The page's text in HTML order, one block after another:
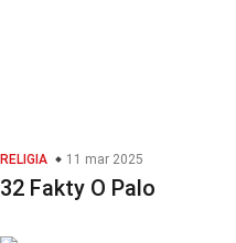
RELIGIA 11 mar 2025
32 Fakty O Palo